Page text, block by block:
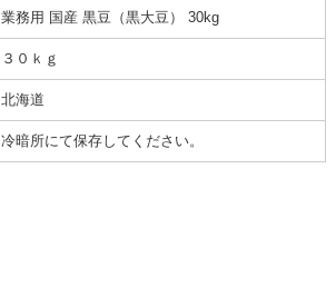
業務用 国産 黒豆（黒大豆） 30kg
３０ｋｇ
北海道
冷暗所にて保存してください。